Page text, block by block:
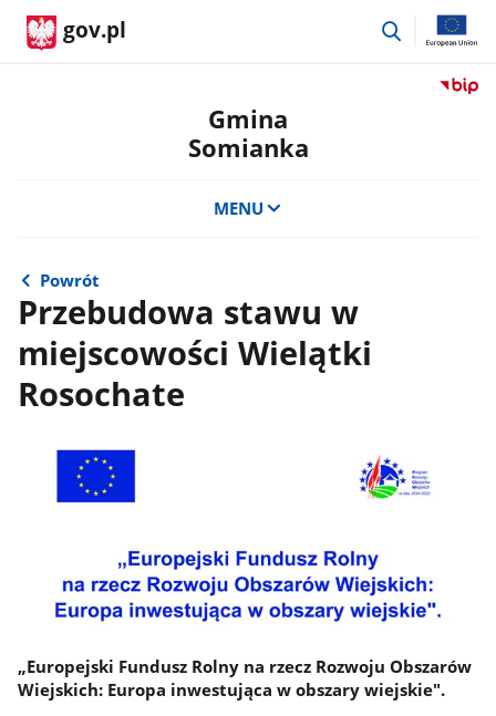
gov.pl
przejdź
Przejdź
Gmina
Somianka
MENU
Powrót
Przebudowa stawu w
miejscowości Wielątki
Rosochate
„Europejski Fundusz Rolny na rzecz Rozwoju Obszarów
Wiejskich: Europa inwestująca w obszary wiejskie".